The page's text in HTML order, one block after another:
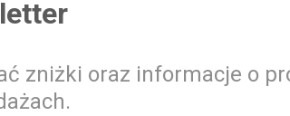
zniżki oraz informacje o